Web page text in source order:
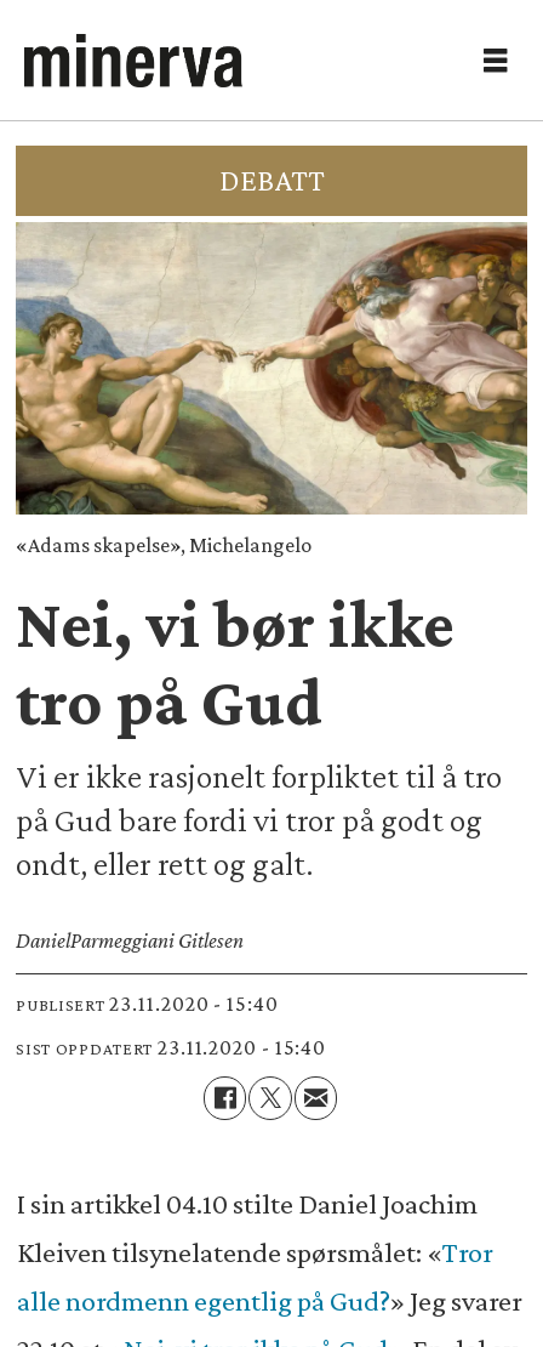
DEBATT
«Adams skapelse», Michelangelo
Nei, vi bør ikke
tro på Gud
Vi er ikke rasjonelt forpliktet til å tro
på Gud bare fordi vi tror på godt og
ondt, eller rett og galt.
DanielParmeggiani Gitlesen
PUBLISERT 23.11.2020 - 15:40
SIST OPPDATERT 23.11.2020 - 15:40
I sin artikkel 04.10 stilte Daniel Joachim
Kleiven tilsynelatende spørsmålet: «Tror
alle nordmenn egentlig på Gud?» Jeg svarer